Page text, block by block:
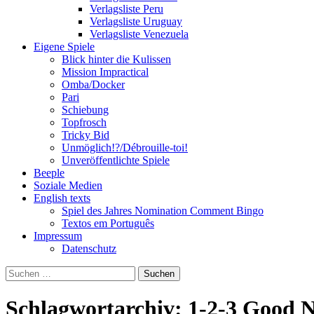
Verlagsliste Peru
Verlagsliste Uruguay
Verlagsliste Venezuela
Eigene Spiele
Blick hinter die Kulissen
Mission Impractical
Omba/Docker
Pari
Schiebung
Topfrosch
Tricky Bid
Unmöglich!?/Débrouille-toi!
Unveröffentlichte Spiele
Beeple
Soziale Medien
English texts
Spiel des Jahres Nomination Comment Bingo
Textos em Português
Impressum
Datenschutz
Suchen
nach:
Schlagwortarchiv: 1-2-3 Good